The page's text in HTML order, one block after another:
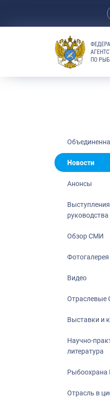
ПО
Новости
Анонсы
руководства
Обзор СМИ
Фотогалерея
Видео
Отраслевые
Выставки и
Научно-
литература
Рыбоохрана
Отрасль в